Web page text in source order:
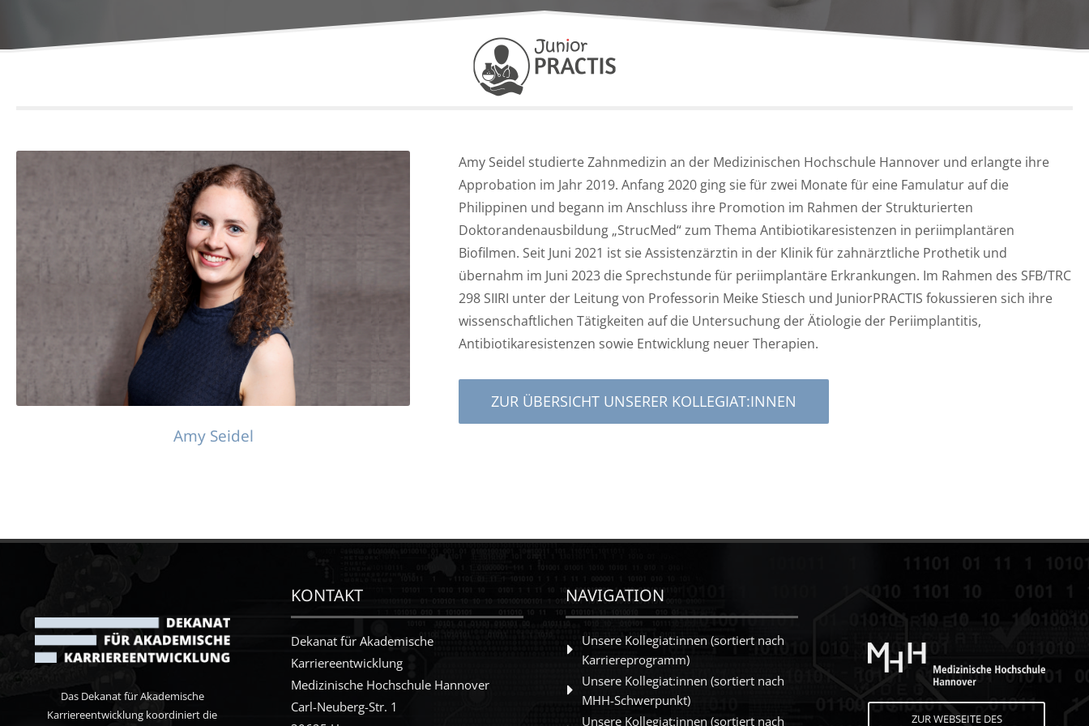
Amy Seidel
Amy Seidel studierte Zahnmedizin an der Medizinischen Hochschule Hannover und erlangte ihre
Approbation im Jahr 2019. Anfang 2020 ging sie für zwei Monate für eine Famulatur auf die
Philippinen und begann im Anschluss ihre Promotion im Rahmen der Strukturierten
Doktorandenausbildung „StrucMed“ zum Thema Antibiotikaresistenzen in periimplantären
Biofilmen. Seit Juni 2021 ist sie Assistenzärztin in der Klinik für zahnärztliche Prothetik und
übernahm im Juni 2023 die Sprechstunde für periimplantäre Erkrankungen. Im Rahmen des SFB/TRC
298 SIIRI unter der Leitung von Professorin Meike Stiesch und JuniorPRACTIS fokussieren sich ihre
wissenschaftlichen Tätigkeiten auf die Untersuchung der Ätiologie der Periimplantitis,
Antibiotikaresistenzen sowie Entwicklung neuer Therapien.
ZUR ÜBERSICHT UNSERER KOLLEGIAT:INNEN
Das Dekanat für Akademische
Karriereentwicklung koordiniert die
KONTAKT
Dekanat für Akademische
Karriereentwicklung
Medizinische Hochschule Hannover
Carl-Neuberg-Str. 1
NAVIGATION
Unsere Kollegiat:innen (sortiert nach
Karriereprogramm)
Unsere Kollegiat:innen (sortiert nach
MHH-Schwerpunkt)
Unsere Kollegiat:innen (sortiert nach
ZUR WEBSEITE DES